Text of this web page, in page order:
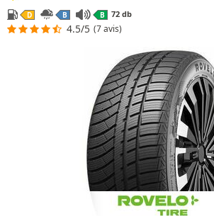
D B B 72 db
4.5/5 (7 avis)